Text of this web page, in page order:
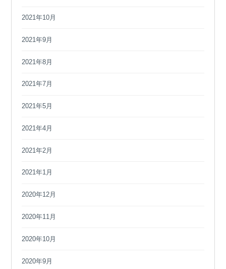
2021年10月
2021年9月
2021年8月
2021年7月
2021年5月
2021年4月
2021年2月
2021年1月
2020年12月
2020年11月
2020年10月
2020年9月